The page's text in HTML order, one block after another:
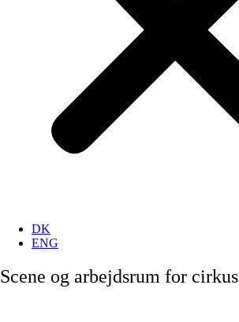
DK
ENG
Scene og arbejdsrum for cirkus